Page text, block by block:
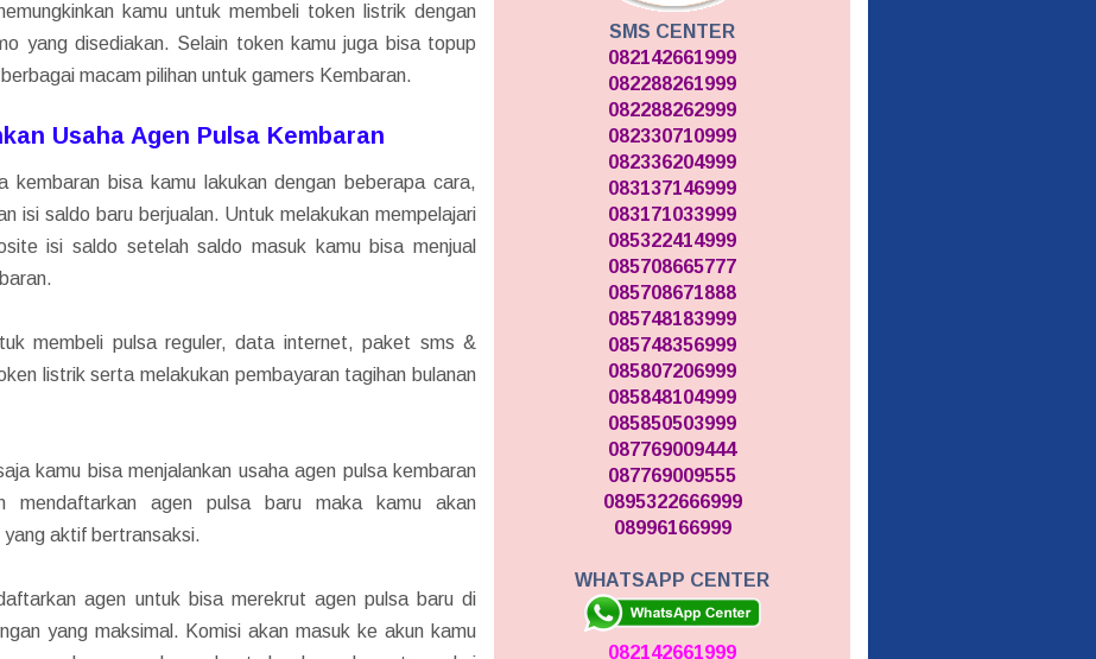
kamu untuk membeli token listrik dengan
yang disediakan. Selain token kamu juga bisa topup
macam pilihan untuk gamers Kembaran.
Usaha Agen Pulsa Kembaran
kembaran bisa kamu lakukan dengan beberapa cara,
isi saldo baru berjualan. Untuk melakukan mempelajari
isi saldo setelah saldo masuk kamu bisa menjual
membeli pulsa reguler, data internet, paket sms &
listrik serta melakukan pembayaran tagihan bulanan
kamu bisa menjalankan usaha agen pulsa kembaran
mendaftarkan agen pulsa baru maka kamu akan
aktif bertransaksi.
agen untuk bisa merekrut agen pulsa baru di
yang maksimal. Komisi akan masuk ke akun kamu
SMS CENTER
082142661999
082288261999
082288262999
082330710999
082336204999
083137146999
083171033999
085322414999
085708665777
085708671888
085748183999
085748356999
085807206999
085848104999
085850503999
087769009444
087769009555
0895322666999
08996166999
WHATSAPP CENTER
082142661999